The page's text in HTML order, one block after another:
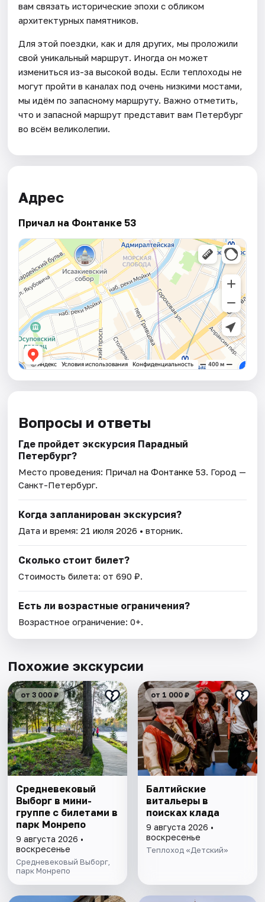
вам связать исторические эпохи c обликом
архитектурных памятников.
Для этой поездки, как и для других, мы проложили
свой уникальный маршрут. Иногда он может
измениться из-за высокой воды. Если теплоходы не
могут пройти в каналах под очень низкими мостами,
мы идём по запасному маршруту. Важно отметить,
что и запасной маршрут представит вам Петербург
во всём великолепии.
Адрес
Причал на Фонтанке 53
Вопросы и ответы
Где пройдет экскурсия Парадный
Петербург?
Место проведения: Причал на Фонтанке 53. Город —
Санкт-Петербург.
Когда запланирован экскурсия?
Дата и время:21 июля 2026 • вторник.
Сколько стоит билет?
Стоимость билета: от 690 ₽.
Есть ли возрастные ограничения?
Возрастное ограничение: 0+.
Похожие экскурсии
от 3 000 ₽
Cредневековый
Выборг в мини-
группе c билетами в
парк Монрепо
9 августа 2026 •
воскресенье
Средневековый Выборг,
парк Монрепо
от 1 000 ₽
Балтийские
витальеры в
поисках клада
9 августа 2026 •
воскресенье
Теплоход «Детский»